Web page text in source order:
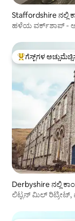
Staffordshire ನಲ್ಲಿ
ಹಳೆಯ ವರ್ಕ್‌ಶಾಪ್ -
ಗೆಸ್ಟ್‌ಗಳಿಗೆ ಅತಿ ಹೆಚ್ಚು
ಗೆಸ್ಟ್‌ಗಳ
Derbyshire ನಲ್ಲಿ
ಲಿಟ್ಟನ್ ಮಿಲ್